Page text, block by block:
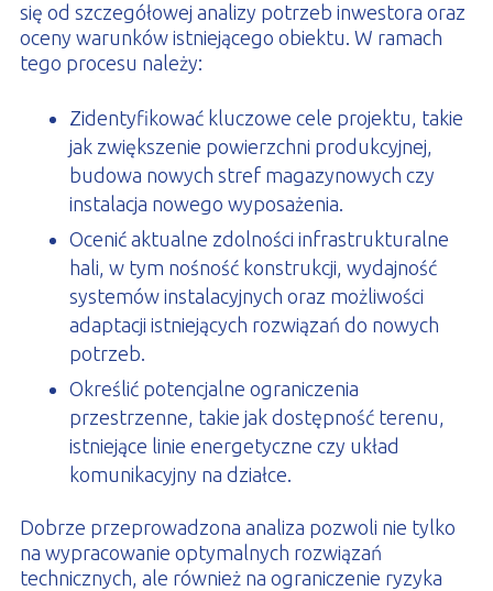
się od szczegółowej analizy potrzeb inwestora oraz
oceny warunków istniejącego obiektu. W ramach
tego procesu należy:
Zidentyfikować kluczowe cele projektu, takie
jak zwiększenie powierzchni produkcyjnej,
budowa nowych stref magazynowych czy
instalacja nowego wyposażenia.
Ocenić aktualne zdolności infrastrukturalne
hali, w tym nośność konstrukcji, wydajność
systemów instalacyjnych oraz możliwości
adaptacji istniejących rozwiązań do nowych
potrzeb.
Określić potencjalne ograniczenia
przestrzenne, takie jak dostępność terenu,
istniejące linie energetyczne czy układ
komunikacyjny na działce.
Dobrze przeprowadzona analiza pozwoli nie tylko
na wypracowanie optymalnych rozwiązań
technicznych, ale również na ograniczenie ryzyka